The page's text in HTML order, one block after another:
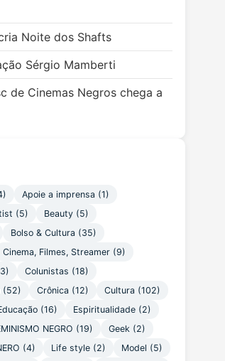
Noite dos Shafts
Sérgio Mamberti
de Cinemas Negros chega a
Apoie a imprensa (1)
(5) Beauty (5)
Bolso & Cultura (35)
Cinema, Filmes, Streamer (9)
Colunistas (18)
(52) Crônica (12) Cultura (102)
(16) Espiritualidade (2)
NEGRO (19) Geek (2)
(4) Life style (2) Model (5)